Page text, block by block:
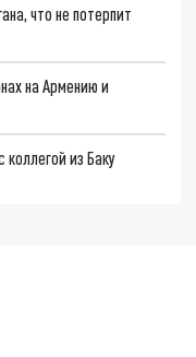
что не потерпит
на Армению и
из Баку